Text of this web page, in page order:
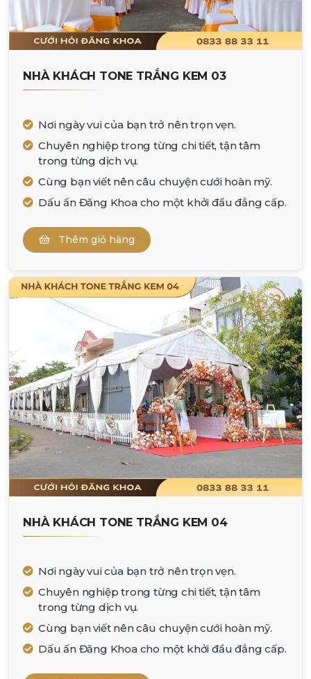
NHÀ KHÁCH TONE TRẮNG KEM 03
Nơi ngày vui của bạn trở nên trọn vẹn.
Chuyên nghiệp trong từng chi tiết, tận tâm
trong từng dịch vụ.
Cùng bạn viết nên câu chuyện cưới hoàn mỹ.
Dấu ấn Đăng Khoa cho một khởi đầu đẳng cấp.
Thêm giỏ hàng
NHÀ KHÁCH TONE TRẮNG KEM 04
Nơi ngày vui của bạn trở nên trọn vẹn.
Chuyên nghiệp trong từng chi tiết, tận tâm
trong từng dịch vụ.
Cùng bạn viết nên câu chuyện cưới hoàn mỹ.
Dấu ấn Đăng Khoa cho một khởi đầu đẳng cấp.